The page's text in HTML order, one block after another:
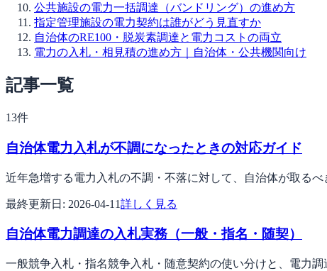
公共施設の電力一括調達（バンドリング）の進め方
指定管理施設の電力契約は誰がどう見直すか
自治体のRE100・脱炭素調達と電力コストの両立
電力の入札・相見積の進め方｜自治体・公共機関向け
記事一覧
13件
自治体電力入札が不調になったときの対応ガイド
近年急増する電力入札の不調・不落に対して、自治体が取るべ
最終更新日: 2026-04-11詳しく見る
自治体電力調達の入札実務（一般・指名・随契）
一般競争入札・指名競争入札・随意契約の使い分けと、電力調